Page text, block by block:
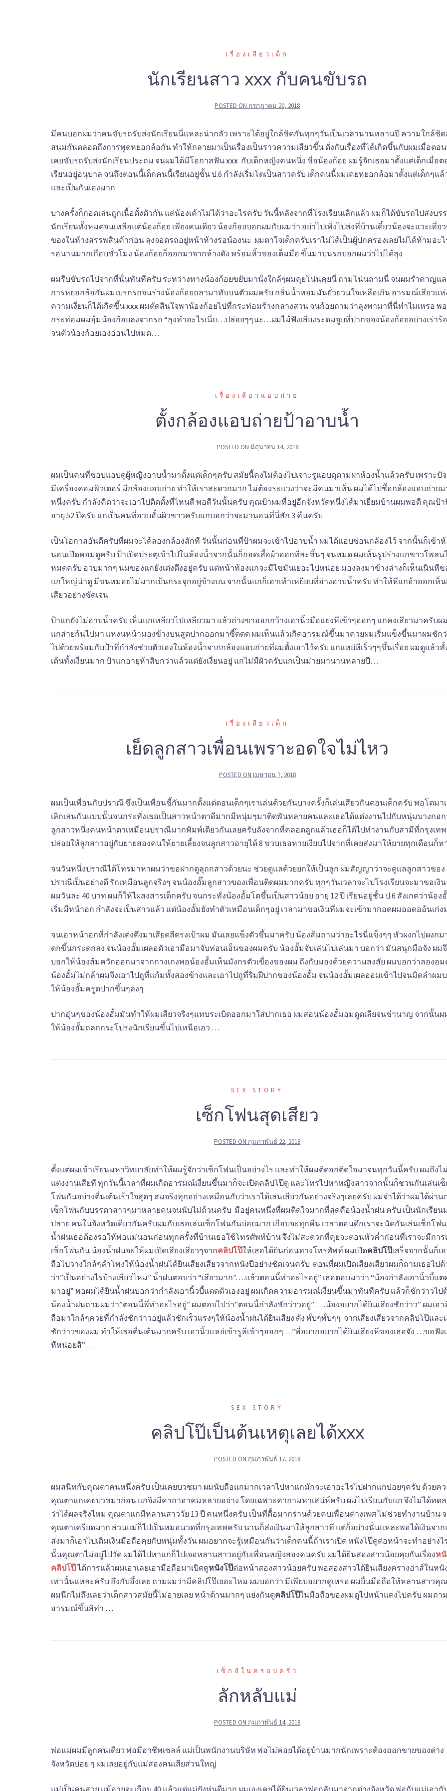
เรื่องเสียวเด็ก
นักเรียนสาว xxx กับคนขับรถ
POSTED ON กรกฎาคม 20, 2018
มีคนบอกผมว่าคนขับรถรับส่งนักเรียนนี่แหละน่ากลัว เพราะได้อยู่ใกล้ชิดกันทุกๆวันเป็นเวลานานหลานปี ความใกล้ชิ
สนมกันตลอดถึงการพูดหยอกล้อกัน ทำให้กลายมาเป็นเรื่องเป็นราวความเสียวขึ้น ดั่งกับเรื่องที่ได้เกิดขึ้นกับผมเมื่อตอ
เคยขับรถรับส่งนักเรียนประถม จนผมได้มีโอกาสฟันxxx กับเด็กหญิงคนหนึ่ง ชื่อน้องก้อย ผมรู้จักเธอมาตั้งแต่เด็กเมื่อต
เรียนอยู่อนุบาล จนถึงตอนนี้เด็กคนนี้เรียนอยู่ชั้น ป.6 กำลังเริ่มโตเป็นสาวครับ เด็กคนนี้ผมเคยหยอกล้อมาตั้งแต่เด็กๆแล้
และเป็นกันเองมาก
บางครั้งก็กอดเล่นถูกเนื้อตั้งตัวกัน แต่น้องเค้าไม่ได้ว่าอะไรครับ วันนี้หลังจากที่โรงเรียนเลิกแล้ว ผมก็ได้ขับรถไปส่งบร
นักเรียนทั้งหมดจนเหลือแต่น้องก้อย เพียงคนเดียว น้องก้อยบอกผมกับผมว่า อย่าไปเพิ่งไปส่งที่บ้านเดี๋ยวน้องจะแวะเที่ย
ของในห้างสรรพสินค้าก่อน ลุงจอดรถอยู่หน้าห้างรอน้องนะ ผมตาใจเด็กครับเราไม่ได้เป็นผู้ปกครองเลยไม่ได้ห้ามอะไ
รอนานมากเกือบชั่วโมง น้องก้อยก็ออกมาจากห้างดัง พร้อมหิ้วของเต็มมือ ขึ้นมาบนรถบอกผมว่าไปได้ลุง
ผมรีบขับรถไปจากที่นั่นทันทีครับ ระหว่างทางน้องก้อยขยับมานั่งใกล้ๆผมคุยโน่นคุยนี่ ถามโน่นถามนี่ จนผมรำคาญแ
การหยอกล้อกันผมเบรกรถจนร่างน้องก้อยถลามาทับบนตัวผมครับ กลิ่นน้ำหอมมันยั่วยวนใจเหลือเกิน อารมณ์เสียวแห่
ความเงี่ยนก็ได้เกิดขึ้นxxx ผมตัดสินใจพาน้องก้อยไปที่กระท่อมร้างกลางสวน จนก้อยถามว่าลุงพามาที่นี่ทำไมเหรอ พ
กระท่อมผมอุ้มน้องก้อยลงจากรถ “ลุงทำอะไรเนี่ย…ปล่อยๆๆนะ…ผมไม้ฟังเสียงระดมจูบที่ปากของน้องก้อยอย่างเร่าร้
จนตัวน้องก้อยเองอ่อนไปหมด…
เรื่องเสียวแอบถ่าย
ตั้งกล้องแอบถ่ายป้าอาบน้ำ
POSTED ON มิถุนายน 14, 2018
ผมเป็นคนที่ชอบแอบดูผู้หญิงอาบน้ำมาตั้งแต่เด็กๆครับ สมัยนี้คงไม่ต้องไปเจาะรูแอบดุตามฝาห้องน้ำแล้วครับ เพราะปั
มีเครื่องคอมพิวเตอร์ มีกล้องแอบถ่าย ทำให้เราสะดวกมาก ไม่ต้องระแวงว่าจะมีคนมาเห็น ผมได้ไปซื้อกล้องแอบถ่าย
หนึ่งครับ กำลังคิดว่าจะเอาไปติดตั้งที่ไหนดี พอดีวันนั้นครับ คุณป้าผมที่อยู่อีกจังหวัดหนึ่งได้มาเยี่ยมบ้านผมพอดี คุณป้
อายุ 52 ปีครับ แกเป็นคนที่อวบอั๋นผิวขาวครับแกบอกว่าจะมานอนที่นี่สัก 3 คืนครับ
เป็นโอกาสอันดีครับที่ผมจะได้ลองกล้องสักที วันนั้นก่อนที่ป้าผมจะเข้าไปอาบน้ำ ผมได้แอบซ่อนกล้องไว้ จากนั้นก็เข้าห้
นอนเปิดคอมดูครับ ป้าเปิดประตุเข้าไปในห้องน้ำจากนั้นก็ถอดเสื้อผ้าออกทีละชิ้นๆ จนหมด ผมเห็นรูปร่างแกขาวโพลน
หมดครับ อวบมากๆ นมของแกยังเต่งตึงอยู่ครับ แต่หน้าท้องแกจะมีไขมันเยอะไปหน่อย มองลงมาข้างล่างก็เห็นเนินหีข
แกใหญ่น่าดู มีขนหมอยไม่มากเป้นกระจุกอยู่ข้างบน จากนั้นแกก็เอาเท้าเหยียบที่อ่างอาบน้ำครับ ทำให้หีแกอ้าออกเห็น
เสียวอย่างชัดเจน
ป้าแกยังไม่อาบน้ำครับ เห็นแกเหลียวไปเหลียวมา แล้วถ่างขาออกกว้างเอานิ้วมือแยงหีเข้าๆออกๆ แกคงเสียวมาครับผ
แกส่ายก้นไปมา แหงนหน้ามองข้างบนสูดปากออกมาซี๊ดดด ผมเห็นแล้วเกิดอารมณ์ขึ้นมาควยผมเริ่มแข็งขึ้นมาผมชัก
ไปด้วยพร้อมกับป้าที่กำลังช่วยตัวเองในห้องน้ำจากกล้องแอบถ่ายที่ผมตั้งเอาไว้ครับ แกแหย่หีเร็วๆๆขึ้นเรื่อย ผมดูแล้ว
เต้นทั้งเงี่ยนมาก ป้าแกอายุห้าสิบกว่าแล้วแต่ยังเงี่ยนอยู่ แกไม่มีผัวครับแกเป็นม่ายมานานหลายปี…
เรื่องเสียวเด็ก
เย็ดลูกสาวเพื่อนเพราะอดใจไม่ไหว
POSTED ON เมษายน 7, 2018
ผมเป็นเพื่อนกับปราณี ซึ่งเป็นเพื่อนชี้กันมากตั้งแต่ตอนเด็กๆเราเล่นด้วยกันบางครั้งก็เล่นเสียวกันตอนเด็กครับ พอโตมา
เลิกเล่นกันแบบนั้นจนกระทั่งเธอเป็นสาวหน้าตาดีมากมีหนุ่มๆมาติดพันหลายคนและเธอได้แต่งงานไปกับหนุ่มบางกอ
ลูกสาวหนึ่งคนหน้าตาเหมือนปราณีมากพิมพ์เดียวกันเลยครับลังจากที่คลอดลูกแล้วเธอก็ได้ไปทำงานกับสามีที่กรุงเทพ
ปล่อยให้ลูกสาวอยู่กับยายสองคนให้ยายเลี้ยงจนลูกสาวอายุได้ 8 ขวบเธอหายเงียบไปจากที่เคยส่งมาให้ยายทุกเดือนก็ห
จนวันหนึ่งปราณีได้โทรมาหาผมว่าขอฝากดูลุถกสาวด้วยนะ ช่วยดูแลด้วยยกให้เป็นลูก ผมสัญญาว่าจะดูแลลูกสาวของ
ปราณีเป็นอย่างดี รักเหมือนลูกจริงๆ จนน้องอั๊มลูกสาวของเพื่อนติดผมมากครับ ทุกๆวันเวลาจะไปโรงเรียนจะมาขอเงิ
ผมวันละ 40 บาท ผมก็ให้ไผสงสารเด็กครับ จนกระทั่งน้องอั้มโตขึ้นเป็นสาวน้อย อายุ 12 ปี เรียนอยู่ชั้น ป.6 สังเกตว่าน้อง
เริ่มมีหน้าอก กำลังจะเป็นสาวแล้ว แต่น้องอั้มยังทำตัวเหมือนเด็กๆอยู่ เวลามาขอเงินที่ผมจะเข้ามากอดผมออดออ้นเก่ง
จนเอาหน้าอกที่กำลังเต่งตึงมาเสียดสีตรงเป้าผม มันเลยแข็งตัวขึ้นมาครับ น้องส้มถามว่าอะไรนี่แข็งๆๆ หัวผงกไปผงกม
ดกขึ้นกระดกลง จนน้องอั้มเผลอตัวเอามือมาจับท่อนเอ็นของผมครับ น้องอั้มจับเล่นไปเล่นมา บอกว่า มันสนุกมือจัง ผม
บอกให้น้องส้มควักออกมาจากกางเกงพอน้องอั้มเห็นมังกรตัวเขื่องของผม ถึงกับมองด้วยความสงสัย ผมบอกว่าลองอ
น้องอั้มไม่กล้าผมจึงเอาไปถูที่แก้มทั้งสองข้างและเอาไปถูที่ริมฝีปากของน้องอั้ม จนน้องอั้มเผลออมเข้าไปจนมิดลำผม
ให้น้องอั้มครูดปากขึ้นๆลงๆ
ปากอุ่นๆของน้องอั้มมันทำให้ผมเสียวจริงๆแทบระเบิดออกมาใส่ปากเธอ ผมสอนน้องอั้มอมดูดเลียจนชำนาญ จากนั้นผ
ให้น้องอั้มถลกกระโปรงนักเรียนขึ้นไปเหนือเอว …
SEX STORY
เซ็กโฟนสุดเสียว
POSTED ON กุมภาพันธ์ 22, 2018
ตั้งแต่ผมเข้าเรียนมหาวิทยาลัยทำให้ผมรู้จักว่าเซ็กโฟนเป็นอย่างไร และทำให้ผมติดอกติดใจมาจนทุกวันนี้ครับ ผมถึงไ
แต่งงานเสียที ทุกวันนี้เวลาที่ผมเกิดอารมณ์เงี่ยนขึ้นมาก็จะเปิดคลิปโป๊ดู และโทรไปหาหญิงสาวจากนั้นก็ชวนกันเล่นเซ็
โฟนกันอย่างตื่นเต้นเร้าใจสุดๆ สมจริงทุกอย่างเหมือนกับว่าเราได้เล่นเสียวกันอย่างจริงๆเลยครับ ผมจำได้ว่าผมได้ผ่าน
เซ็กโฟนกับบรรดาสาวๆมาหลายคนจนนับไม่ถ้วนครับ มีอยู่คนหนึ่งที่ผมติดใจมากที่สุดคือน้องน้ำฝน ครับ เป็นนักเรียน
ปลาย คนในจังหวัดเดียวกันครับผมกับเธอเล่นเซ็กโฟนกันบ่อยมาก เกือบจะทุกคืน เวลาตอนดึกเราจะนัดกันเล่นเซ็กโฟ
น้ำฝนเธอต้องรอให้พ่อแม่นอนก่อนทุกครั้งที่บ้านเธอใช้โทรศัพท์บ้าน จึงไม่สะดวกที่คุยจะตอนหัวค่ำก่อนที่เราจะมีการ
เซ็กโฟนกัน น้องน้ำฝนจะให้ผมเปิดเสียงเสียวๆจากคลิปโป๊ให้เธอได้ยินก่อนทางโทรศัพท์ ผมเปิดคลิปโป๊เสร็จจากนั้นก็เ
ถือไปวางใกล้ๆลำโพงให้น้องน้ำฝนได้ยินเสียงเสียวจากหนังปีอย่างชัดเจนครับ ตอนที่ผมเปิดเสียงเสียวผมก็ถามเธอไปด้
ว่า”เป็นอย่างไรบ้างเสียวไหม” น้ำฝนตอบว่า “เสียวมาก”….แล้วตอนนี้ทำอะไรอยู่” เธอตอบมาว่า “น้องกำลังเอานิ้วบี้แต
มาอยู่” พอผมได้ยินน้ำฝนบอกว่ากำลังเอานิ้วบี้แตดตัวเองอยู่ ผมเกิดความอารมณ์เงี่ยนขึ้นมาทันทีครับ แล้วก็ชักว่าวไป
น้องน้ำฝนถามผมว่า”ตอนนี้พี่ทำอะไรอยู่” ผมตอบไปว่า”ตอนนี้กำลังชักว่าวอยู่” ….น้องอยากได้ยินเสียงชักว่าว” ผมเอา
ถือมาใกล้ๆควยที่กำลังชักว่าวอยู่แล้วชักเร็วแรงๆให้น้องน้ำฝนได้ยินเสียง ดัง พั่บๆพั่บๆๆ จากเสียงเสียวจากคลิปโป๊และเ
ชักว่าวของผม ทำให้เธอตื่นเต้นมากครับ เอานิ้วแหย่เข้ารูหีเข้าๆออกๆ …”พี่อยากอยากได้ยินเสียงหีของเธอจัง …ขอฟัง
หีหน่อยสิ” …
SEX STORY
คลิปโป๊เป็นต้นเหตุเลยได้xxx
POSTED ON กุมภาพันธ์ 17, 2018
ผมสนิทกับคุณตาคนหนึ่งครับ เป็นเคยบวชมา ผมนับถือแกมากเวลาไปหาแกมักจะเอาอะไรไปฝากแกบ่อยๆครับ ด้วยค
คุณตาแกเคยบวชมาก่อน แกจึงมีคาถาอาคมหลายอย่าง โดยเฉพาะคาถามหาเสน่ห์ครับ ผมไปเรียนกับแก จึงไม่ได้ทด
ว่าได้ผลจริงไหม คุณตาแกมีหลานสาววัย 13 ปี คนหนึ่งครับ เป็นที่ดื้อมากร่านด้วยคบเพื่อนต่างเพศ ไม่ช่วยทำงานบ้าน
คุณตาเครียดมาก ส่วนแม่ก็ไปเป็นหมอนวดที่กรุงเทพครับ นานก็ส่งเงินมาให้ลูกสาวที แต่ก็อย่างนั่นแหละพอได้เงินจา
ส่งมาก็เอาไปเติมเงินมือถือคุยกับหนุ่มทั้งวัน ผมอยากจะรู้เหมือนกันว่าเด็กคนนี้ถ้าเราเปิด หนังโป๊ดูต่อหน้าจะทำอย่างไ
นั้นคุณตาไม่อยู่ไปวัด ผมได้ไปหาแกก็ไปเจอหลานสาวอยู่กับเพื่อนหญิงสองคนครับ ผมได้ยินสองสาวน้อยคุยกันเรื่องห
คลิปโป๊ได้การแล้วผมเอาเลยเอามือถือมาเปิดดูหนังโป๊ต่อหน้าสองสาวน้อยครับ พอสองสาวได้ยินเสียงครางอ่าส์ในหนั
เท่านั้นแหละครับ ถึงกับอึ้งเลย ถามผมว่ามีคลิปโป๊เยอะไหม ผมบอกว่า มีเพียบอยากดูเหรอ ผมยื่นมือถือให้หลานสาวคุ
ผมนึกไม่ถึงเลยว่าเด็กสาวสมัยนี้ไม่อายเลย หน้าด้านมากๆ แย่งกันดูคลิปโป๊ในมือถือของผมดูไปหน้าแดงไปครับ ผมถา
อารมณ์ขึ้นสิท่า …
เซ็กส์ในครอบครัว
ลักหลับแม่
POSTED ON กุมภาพันธ์ 14, 2018
พ่อแม่ผมมีลูกคนเดียว พ่อมีอาชีพเซลล์ แม่เป็นพนักงานบริษัท พ่อไม่ค่อยได้อยู่บ้านมากนักเพราะต้องออกขายของต่าง
จังหวัดบ่อย ๆ ผมเลยอยู่กับแม่สองคนเสียส่วนใหญ่
แม่เป็นคนสวย แม้อายุจะเกือบ 40 แล้วแต่แม่ยังหุ่นดีมาก ผมเองเคยได้ยินเวลาพ่อกลับมาจากต่างจังหวัด พ่อกับแม่เอากั